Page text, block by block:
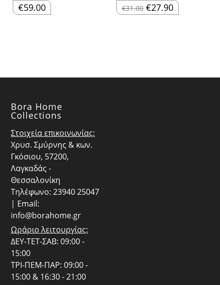
€59.00 €31.00 Original
price
€27.90Η
τρέχουσα
Bora Home
Collections
Στοιχεία επικοινωνίας:
Χρυσ. Σμύρνης & κων.
Γκόσιου, 57200,
Λαγκαδάς -
Θεσσαλονίκη
Τηλέφωνο: 23940 25047
| Email:
info@borahome.gr
Ωράριο λειτουργίας:
ΔΕΥ-ΤΕΤ-ΣΑΒ: 09:00 -
15:00
ΤΡΙ-ΠΕΜ-ΠΑΡ: 09:00 -
15:00 & 16:30 - 21:00